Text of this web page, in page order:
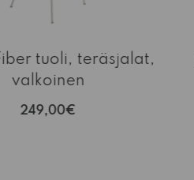
tuoli, teräsjalat,
valkoinen
249,00€